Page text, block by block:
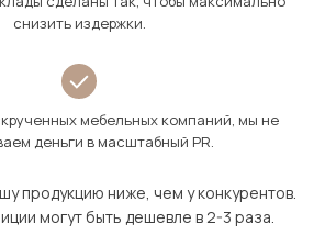
снизить издержки.
мебельных компаний, мы не
деньги в масштабный PR.
продукцию ниже, чем у конкурентов.
могут быть дешевле в 2-3 раза.